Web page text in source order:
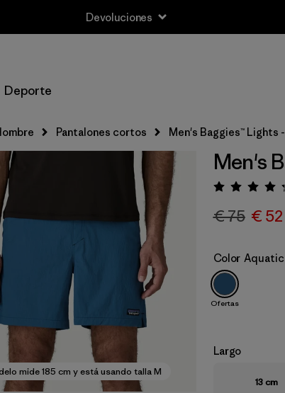
Devoluciones
Deporte
Pantalones cortos Men's Baggies™ Lights
mide 185 cm y está usando talla M
Men's
€ 75 € 52
Color Aquatic
Ofertas
Largo
13 cm